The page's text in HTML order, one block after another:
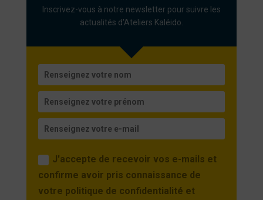
Inscrivez-vous à notre newsletter pour suivre les
actualités d'Ateliers Kaléido.
J'accepte de recevoir vos e-mails et
confirme avoir pris connaissance de
votre politique de confidentialité et